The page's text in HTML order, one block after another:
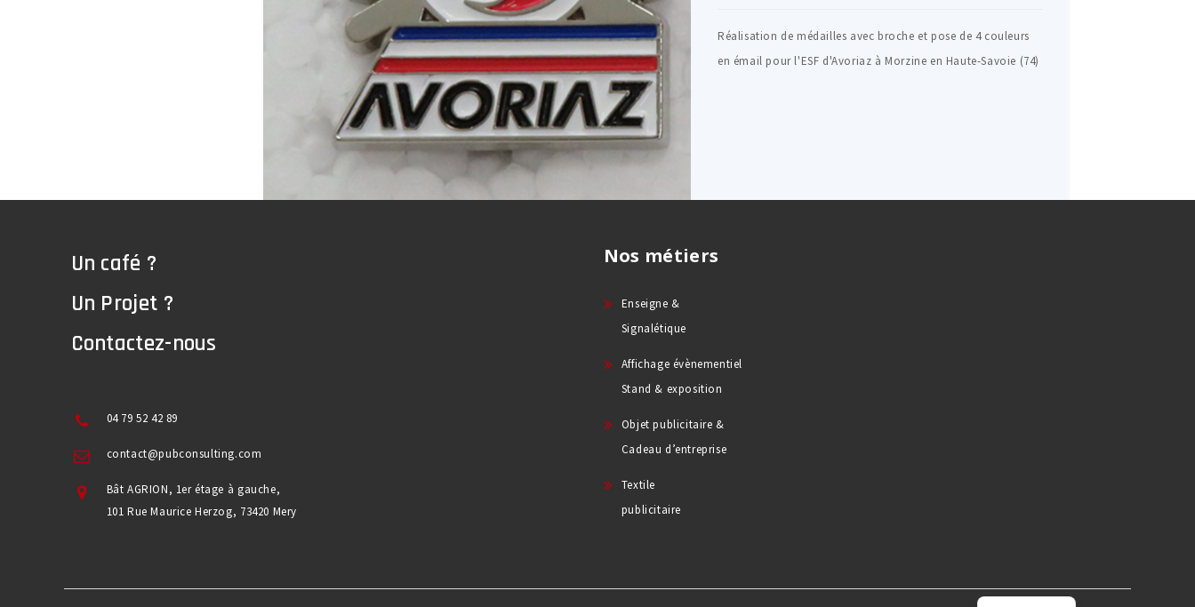
Réalisation de médailles avec broche et pose de 4 couleurs
en émail pour l'ESF d'Avoriaz à Morzine en Haute-Savoie (74)
Un café ?
Un Projet ?
Contactez-nous
04 79 52 42 89
contact@pubconsulting.com
Bât AGRION, 1er étage à gauche,
101 Rue Maurice Herzog, 73420 Mery
Nos métiers
Enseigne &
Signalétique
Affichage évènementiel
Stand & exposition
Objet publicitaire &
Cadeau d’entreprise
Textile
publicitaire